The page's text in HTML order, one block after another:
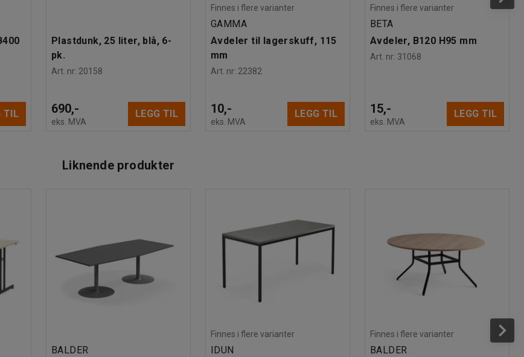
TIL
Plastdunk, 25 liter, blå, 6-
pk.
Art. nr: 20158
690,-
eks. MVA
LEGG TIL
Finnes i flere varianter
GAMMA
Avdeler til lagerskuff, 115
mm
Art. nr: 22382
10,-
eks. MVA
LEGG TIL
Finnes i flere varianter
BETA
Avdeler, B120 H95 mm
Art. nr: 31068
15,-
eks. MVA
LEGG TIL
Liknende produkter
BALDER
Finnes i flere varianter
IDUN
Finnes i flere varianter
BALDER